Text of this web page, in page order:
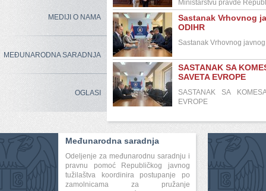
MEDIJI O NAMA
MEĐUNARODNA SARADNJA
OGLASI
Ministarstvu pravde
Sastanak Vrhovnog
ODIHR
Sastanak Vrhovnog
SASTANAK SA
SAVETA EVROPE
SASTANAK SA
EVROPE
Međunarodna saradnja
Odeljenje za međunarodnu saradnju i
pravnu pomoć Republičkog javnog
tužilaštva koordinira postupanje po
zamolnicama za pružanje